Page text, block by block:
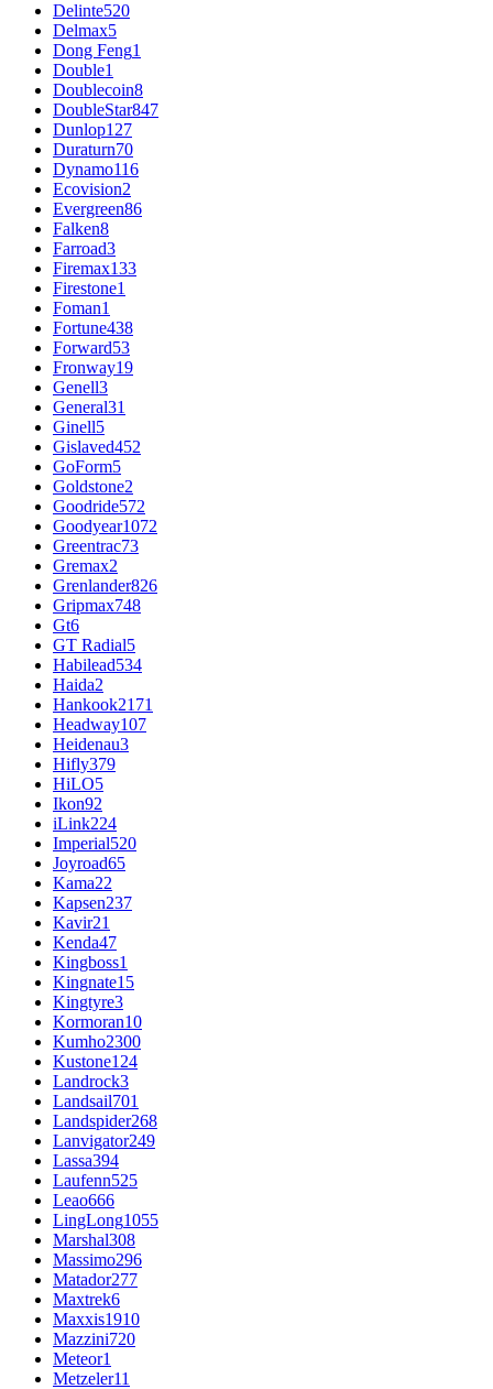
Delinte520
Delmax5
Dong Feng1
Double1
Doublecoin8
DoubleStar847
Dunlop127
Duraturn70
Dynamo116
Ecovision2
Evergreen86
Falken8
Farroad3
Firemax133
Firestone1
Foman1
Fortune438
Forward53
Fronway19
Genell3
General31
Ginell5
Gislaved452
GoForm5
Goldstone2
Goodride572
Goodyear1072
Greentrac73
Gremax2
Grenlander826
Gripmax748
Gt6
GT Radial5
Habilead534
Haida2
Hankook2171
Headway107
Heidenau3
Hifly379
HiLO5
Ikon92
iLink224
Imperial520
Joyroad65
Kama22
Kapsen237
Kavir21
Kenda47
Kingboss1
Kingnate15
Kingtyre3
Kormoran10
Kumho2300
Kustone124
Landrock3
Landsail701
Landspider268
Lanvigator249
Lassa394
Laufenn525
Leao666
LingLong1055
Marshal308
Massimo296
Matador277
Maxtrek6
Maxxis1910
Mazzini720
Meteor1
Metzeler11